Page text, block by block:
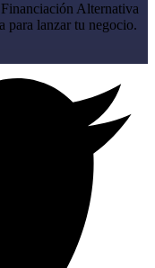
Alternativa
para lanzar tu negocio.